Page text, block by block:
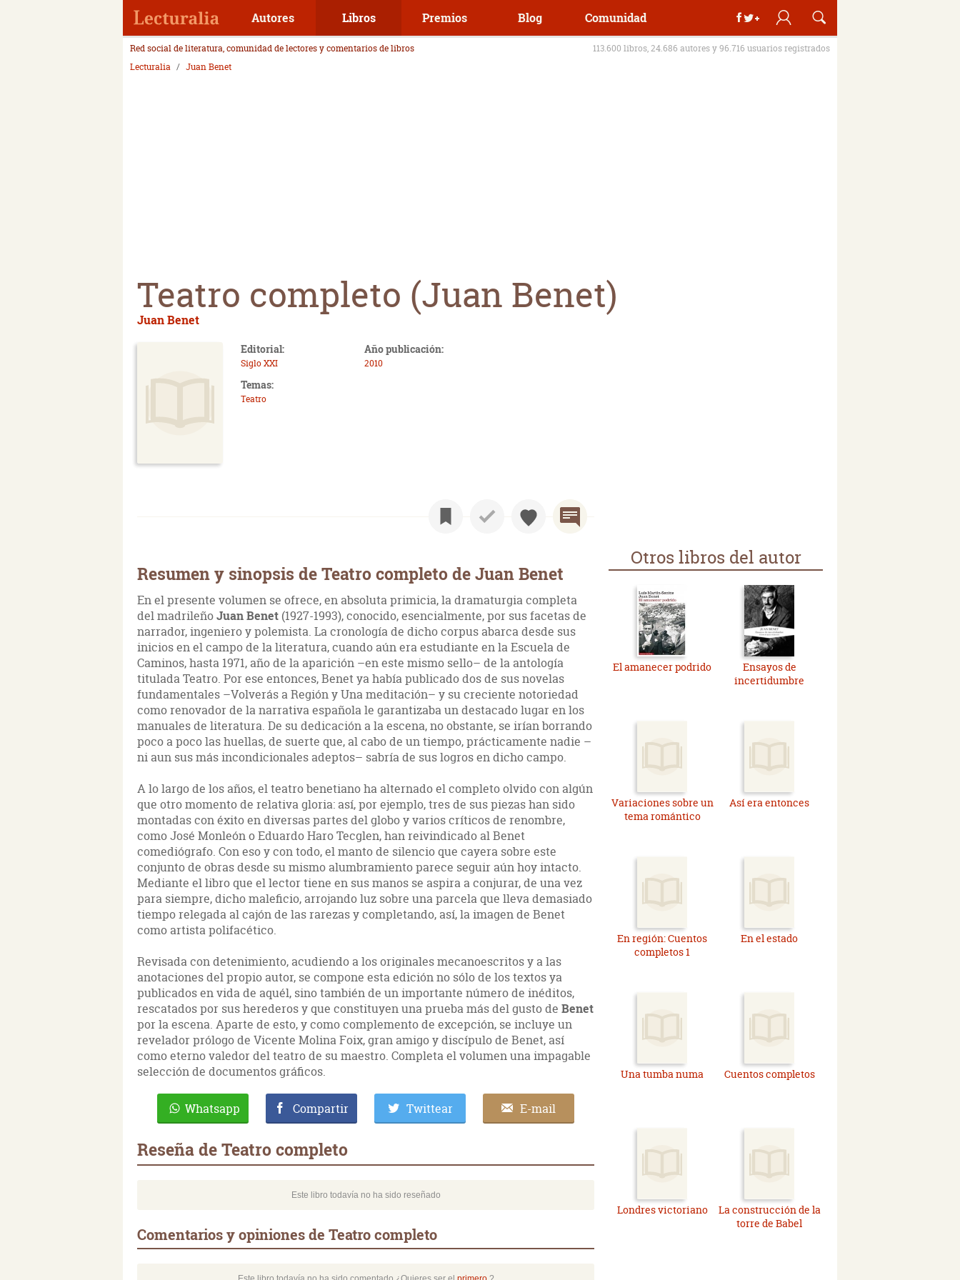
Autores Libros Premios Blog Comunidad
Red social de literatura, comunidad de lectores y comentarios de libros
113.600 libros, 24.686 autores y 96.716 usuarios registrados
Lecturalia
Juan Benet
Teatro completo (Juan Benet)
Juan Benet
Editorial:
Siglo XXI
Año publicación:
2010
Temas:
Teatro
Resumen y sinopsis de Teatro completo de Juan Benet
En el presente volumen se ofrece, en absoluta primicia, la dramaturgia completa
del madrileñoJuan Benet (1927-1993), conocido, esencialmente, por sus facetas de
narrador, ingeniero y polemista. La cronología de dicho corpus abarca desde sus
inicios en el campo de la literatura, cuando aún era estudiante en la Escuela de
Caminos, hasta 1971, año de la aparición –en este mismo sello– de la antología
titulada Teatro. Por ese entonces, Benet ya había publicado dos de sus novelas
fundamentales –Volverás a Región y Una meditación– y su creciente notoriedad
como renovador de la narrativa española le garantizaba un destacado lugar en los
manuales de literatura. De su dedicación a la escena, no obstante, se irían borrando
poco a poco las huellas, de suerte que, al cabo de un tiempo, prácticamente nadie –
ni aun sus más incondicionales adeptos– sabría de sus logros en dicho campo.
A lo largo de los años, el teatro benetiano ha alternado el completo olvido con algún
que otro momento de relativa gloria: así, por ejemplo, tres de sus piezas han sido
montadas con éxito en diversas partes del globo y varios críticos de renombre,
como José Monleón o Eduardo Haro Tecglen, han reivindicado al Benet
comediógrafo. Con eso y con todo, el manto de silencio que cayera sobre este
conjunto de obras desde su mismo alumbramiento parece seguir aún hoy intacto.
Mediante el libro que el lector tiene en sus manos se aspira a conjurar, de una vez
para siempre, dicho maleficio, arrojando luz sobre una parcela que lleva demasiado
tiempo relegada al cajón de las rarezas y completando, así, la imagen de Benet
como artista polifacético.
Revisada con detenimiento, acudiendo a los originales mecanoescritos y a las
anotaciones del propio autor, se compone esta edición no sólo de los textos ya
publicados en vida de aquél, sino también de un importante número de inéditos,
rescatados por sus herederos y que constituyen una prueba más del gusto de Benet
por la escena. Aparte de esto, y como complemento de excepción, se incluye un
revelador prólogo de Vicente Molina Foix, gran amigo y discípulo de Benet, así
como eterno valedor del teatro de su maestro. Completa el volumen una impagable
selección de documentos gráficos.
Whatsapp Compartir Twittear E-mail
Reseña de Teatro completo
Este libro todavía no ha sido reseñado
Comentarios y opiniones de Teatro completo
Otros libros del autor
El amanecer podrido
Ensayos de
incertidumbre
Variaciones sobre un
tema romántico
Así era entonces
En región: Cuentos
completos 1
En el estado
Una tumba numa Cuentos completos
Londres victoriano
La construcción de la
torre de Babel